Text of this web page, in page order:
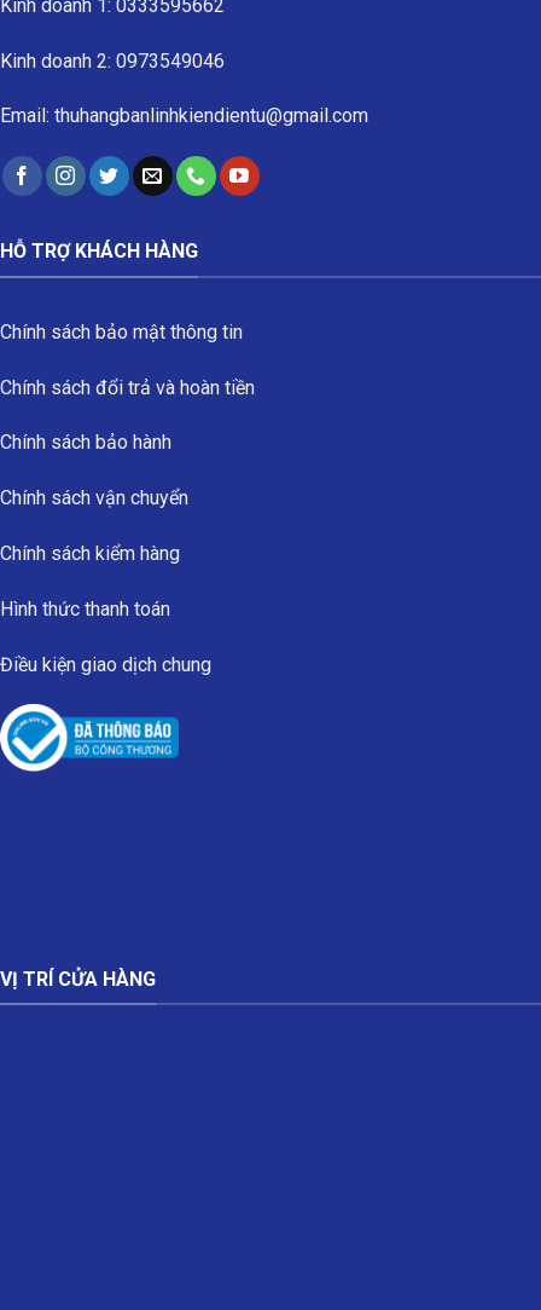
Kinh doanh 1: 0333595662
Kinh doanh 2: 0973549046
Email: thuhangbanlinhkiendientu@gmail.com
HỖ TRỢ KHÁCH HÀNG
Chính sách bảo mật thông tin
Chính sách đổi trả và hoàn tiền
Chính sách bảo hành
Chính sách vận chuyển
Chính sách kiểm hàng
Hình thức thanh toán
Điều kiện giao dịch chung
VỊ TRÍ CỬA HÀNG